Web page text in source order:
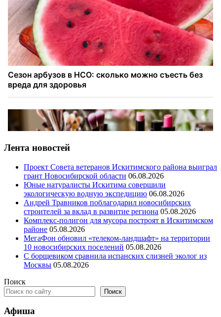
Лента новостей
Проект Совета ветеранов Искитимского района выиграл
грант Новосибирской области 06.08.2026
Юные натуралисты Искитима совершили
экологическую водную экспедицию 06.08.2026
Андрей Травников поблагодарил новосибирских
строителей за вклад в развитие региона 05.08.2026
Комплекс-полигон для мусора построят в Искитимском
районе 05.08.2026
МегаФон обновил «телеком-ландшафт» на территории
10 новосибирских поселений 05.08.2026
С борщевиком сравнила испанских слизней эколог из
Москвы 05.08.2026
Поиск
Поиск
Афиша